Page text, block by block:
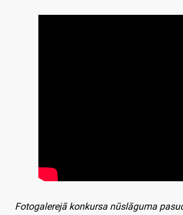
Fotogalerejā konkursa nūslāguma